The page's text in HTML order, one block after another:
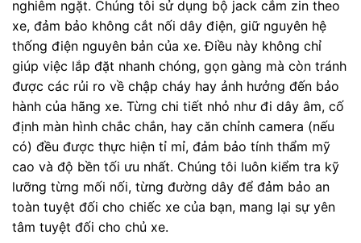
nghiêm ngặt. Chúng tôi sử dụng bộ jack cắm zin theo
xe, đảm bảo không cắt nối dây điện, giữ nguyên hệ
thống điện nguyên bản của xe. Điều này không chỉ
giúp việc lắp đặt nhanh chóng, gọn gàng mà còn tránh
được các rủi ro về chập cháy hay ảnh hưởng đến bảo
hành của hãng xe. Từng chi tiết nhỏ như đi dây âm, cố
định màn hình chắc chắn, hay căn chỉnh camera (nếu
có) đều được thực hiện tỉ mỉ, đảm bảo tính thẩm mỹ
cao và độ bền tối ưu nhất. Chúng tôi luôn kiểm tra kỹ
lưỡng từng mối nối, từng đường dây để đảm bảo an
toàn tuyệt đối cho chiếc xe của bạn, mang lại sự yên
tâm tuyệt đối cho chủ xe.